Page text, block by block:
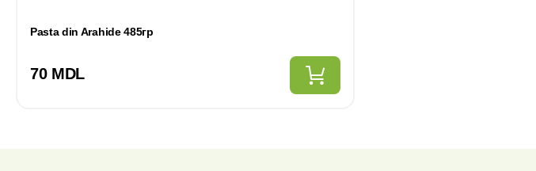
Pasta din Arahide 485гр
70 MDL